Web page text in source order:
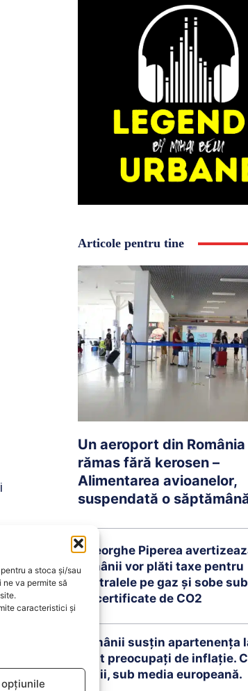
a stoca și/sau
va permite să
caracteristici și
Articole pentru tine
Un aeroport din România
rămas fără kerosen –
Alimentarea avioanelor,
suspendată o
Gheorghe Piperea
românii vor plăti taxe pentru
centralele pe gaz și sobe
de certificate de CO2
Românii susțin apartenența
sunt preocupați de inflație.
vieții, sub media europeană.